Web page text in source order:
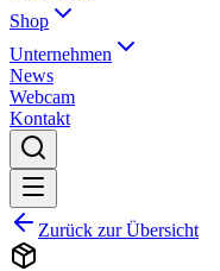
Shop
Unternehmen
News
Webcam
Kontakt
Zurück zur Übersicht